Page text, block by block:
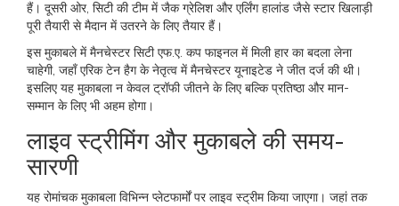
हैं। दूसरी ओर, सिटी की टीम में जैक ग्रेलिश और एर्लिंग हालांड जैसे स्टार खिलाड़ी
पूरी तैयारी से मैदान में उतरने के लिए तैयार हैं।
इस मुकाबले में मैनचेस्टर सिटी एफ.ए. कप फाइनल में मिली हार का बदला लेना
चाहेगी, जहाँ एरिक टेन हैग के नेतृत्व में मैनचेस्टर यूनाइटेड ने जीत दर्ज की थी।
इसलिए यह मुकाबला न केवल ट्रॉफी जीतने के लिए बल्कि प्रतिष्ठा और मान-
सम्मान के लिए भी अहम होगा।
लाइव स्ट्रीमिंग और मुकाबले की समय-
सारणी
यह रोमांचक मुकाबला विभिन्न प्लेटफार्मों पर लाइव स्ट्रीम किया जाएगा। जहां तक